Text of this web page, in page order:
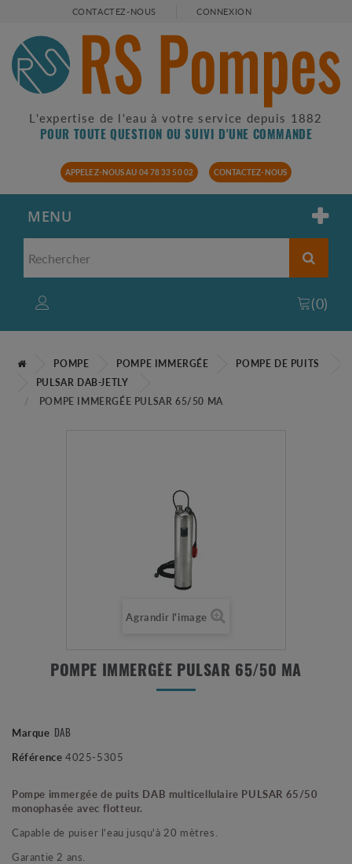
CONTACTEZ-NOUS CONNEXION
L'expertise de l'eau à votre service depuis 1882
POUR TOUTE QUESTION OU SUIVI D'UNE COMMANDE
APPELEZ-NOUS AU 04 78 33 50 02 CONTACTEZ-NOUS
MENU
(0)
POMPE POMPE IMMERGÉE
POMPE DE PUITS
PULSAR DAB-JETLY
POMPE IMMERGÉE PULSAR 65/50 MA
Agrandir l'image
POMPE IMMERGÉE PULSAR 65/50 MA
Marque DAB
Référence 4025-5305
Pompe immergée de puits DAB multicellulaire PULSAR 65/50
monophasée avec flotteur.
Capable de puiser l'eau jusqu'à 20 mètres.
Garantie 2 ans.